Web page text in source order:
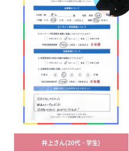
井上さん(20代・学生)